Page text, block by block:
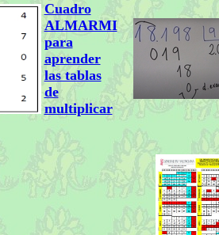
Cuadro
ALMARMI
para
aprender
las tablas
de
multiplicar